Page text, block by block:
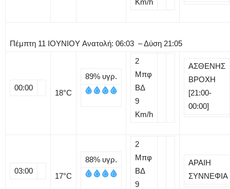
Πέμπτη 11 ΙΟΥΝΙΟΥ Ανατολή: 06:03 – Δύση 21:05
00:00
18°C
89% υγρ.
2
Μπφ
ΒΔ
9
Km/h
ΑΣΘΕΝΗΣ
ΒΡΟΧΗ
[21:00-
00:00]
03:00
17°C
88% υγρ.
2
Μπφ
ΒΔ
9
ΑΡΑΙΗ
ΣΥΝΝΕΦΙΑ